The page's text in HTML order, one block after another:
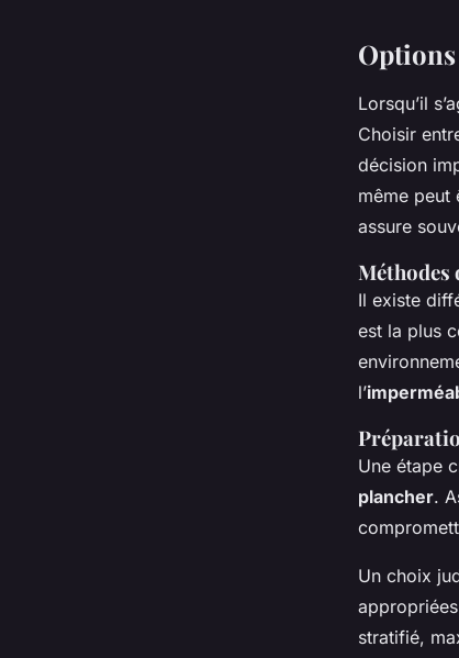
Lorsqu’il
Choisir
décision
même peut
assure
Méthodes
Il existe
est la plus
l’
Une étape
plancher.
Un choix
stratifié,